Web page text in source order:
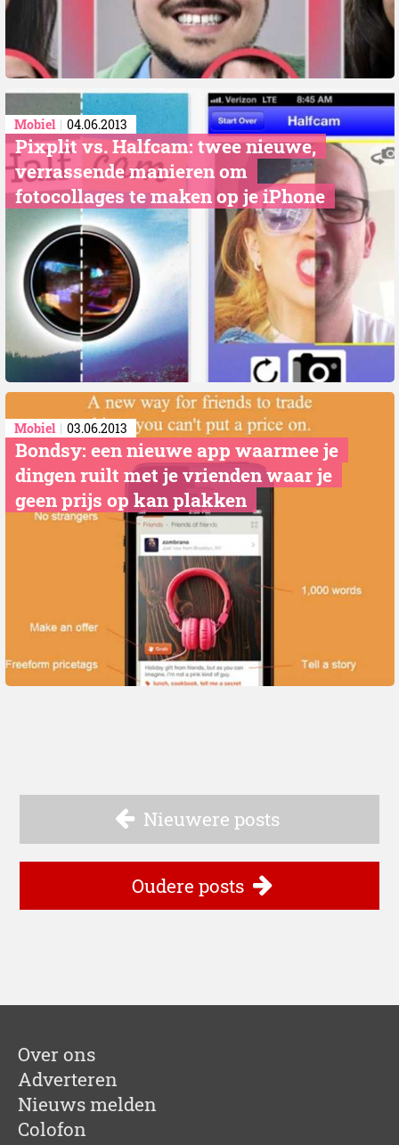
Mobiel 04.06.2013
Pixplit vs. Halfcam: twee nieuwe,
verrassende manieren om
fotocollages te maken op je iPhone
Mobiel 03.06.2013
Bondsy: een nieuwe app waarmee je
dingen ruilt met je vrienden waar je
geen prijs op kan plakken
Nieuwere posts
Oudere posts
Over ons
Adverteren
Nieuws melden
Colofon